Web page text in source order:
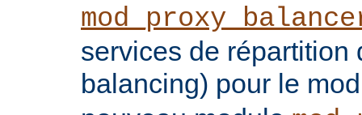
services de répartition
balancing) pour le